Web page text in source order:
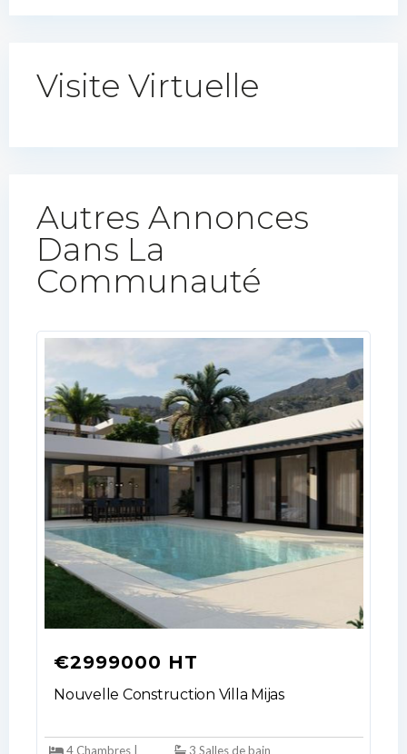
Visite Virtuelle
Autres Annonces
Dans La
Communauté​
€2999000 HT
Nouvelle Construction Villa Mijas
4 Chambres |
3 Salles de bain